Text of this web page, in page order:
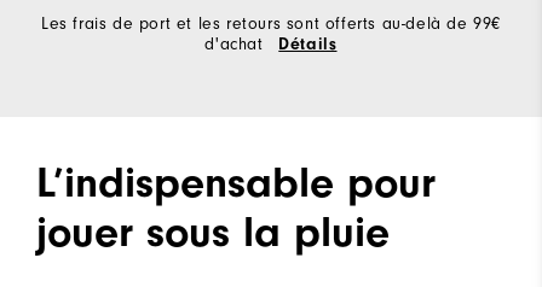
Les frais de port et les retours sont offerts au-delà de 99€
d'achat
Détails
L’indispensable pour
jouer sous la pluie